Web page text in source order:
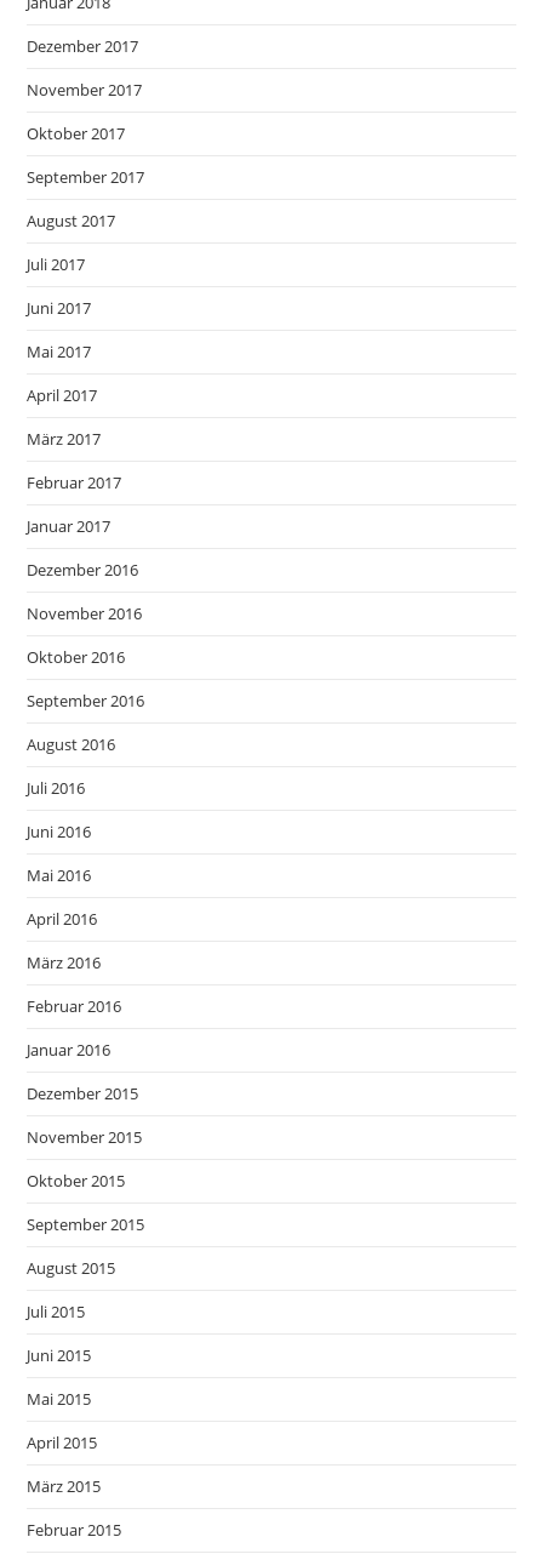
Dezember 2017
November 2017
Oktober 2017
September 2017
August 2017
Juli 2017
Juni 2017
Mai 2017
April 2017
März 2017
Februar 2017
Januar 2017
Dezember 2016
November 2016
Oktober 2016
September 2016
August 2016
Juli 2016
Juni 2016
Mai 2016
April 2016
März 2016
Februar 2016
Januar 2016
Dezember 2015
November 2015
Oktober 2015
September 2015
August 2015
Juli 2015
Juni 2015
Mai 2015
April 2015
März 2015
Februar 2015